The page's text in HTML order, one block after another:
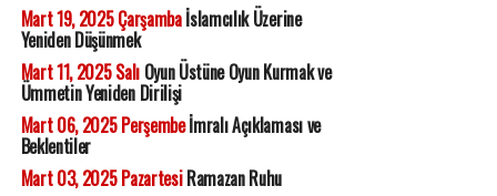
Mart 19, 2025 Çarşambaİslamcılık Üzerine
Yeniden Düşünmek
Mart 11, 2025 SalıOyun Üstüne Oyun Kurmak ve
Ümmetin Yeniden Dirilişi
Mart 06, 2025 Perşembeİmralı Açıklaması ve
Beklentiler
Mart 03, 2025 PazartesiRamazan Ruhu